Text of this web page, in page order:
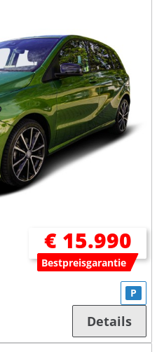
€ 15.990
Bestpreisgarantie
P
Details